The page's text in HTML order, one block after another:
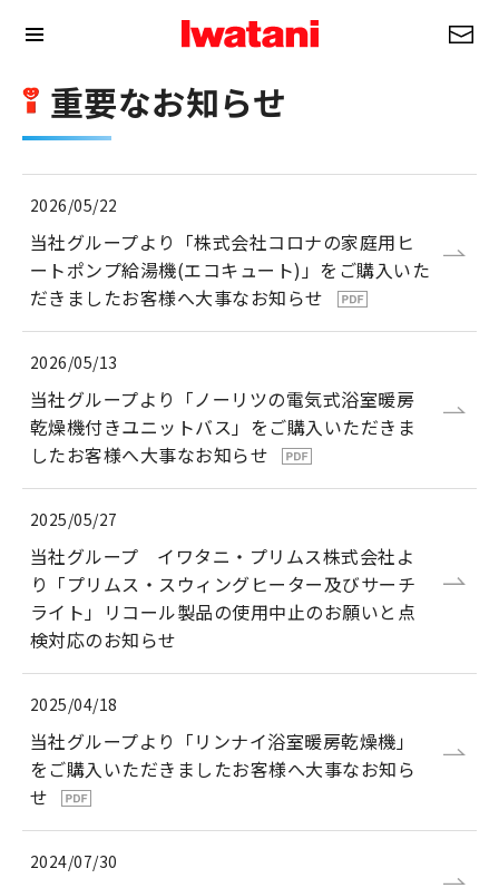
重要なお知らせ
2026/05/22
当社グループより「株式会社コロナの家庭用ヒ
ートポンプ給湯機(エコキュート)」をご購入いた
だきましたお客様へ大事なお知らせ
2026/05/13
当社グループより「ノーリツの電気式浴室暖房
乾燥機付きユニットバス」をご購入いただきま
したお客様へ大事なお知らせ
2025/05/27
当社グループ イワタニ・プリムス株式会社よ
り「プリムス・スウィングヒーター及びサーチ
ライト」リコール製品の使用中止のお願いと点
検対応のお知らせ
2025/04/18
当社グループより「リンナイ浴室暖房乾燥機」
をご購入いただきましたお客様へ大事なお知ら
せ
2024/07/30